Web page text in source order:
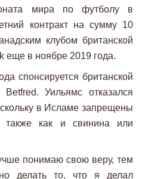
мира по футболу в
контракт на сумму 10
клубом британской
еще в ноябре 2019 года.
спонсируется британской
Betfred. Уильямс отказался
в Исламе запрещены
как и свинина или
понимаю свою веру, тем
делать то, что я делал